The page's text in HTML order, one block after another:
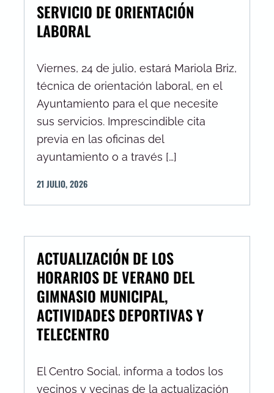
SERVICIO DE ORIENTACIÓN
LABORAL
Viernes, 24 de julio, estará Mariola Briz,
técnica de orientación laboral, en el
Ayuntamiento para el que necesite
sus servicios. Imprescindible cita
previa en las oficinas del
ayuntamiento o a través […]
21 JULIO,2026
ACTUALIZACIÓN DE LOS
HORARIOS DE VERANO DEL
GIMNASIO MUNICIPAL,
ACTIVIDADES DEPORTIVAS Y
TELECENTRO
El Centro Social, informa a todos los
vecinos y vecinas de la actualización